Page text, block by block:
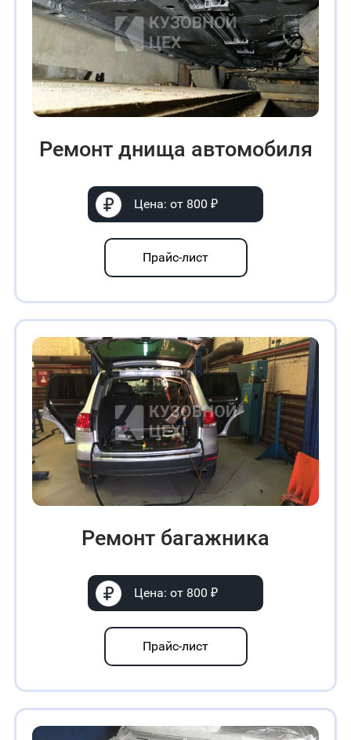
Ремонт днища автомобиля
Цена: от 800 ₽
Прайс-лист
Ремонт багажника
Цена: от 800 ₽
Прайс-лист